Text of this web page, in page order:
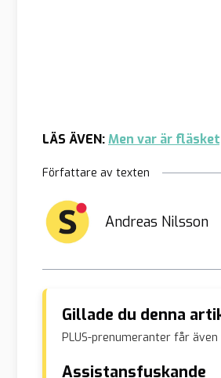
LÄS ÄVEN:Men var är
Författare av texten
Andreas Nilsson
Gillade du denna
PLUS-prenumeranter får
Assistansfuskande